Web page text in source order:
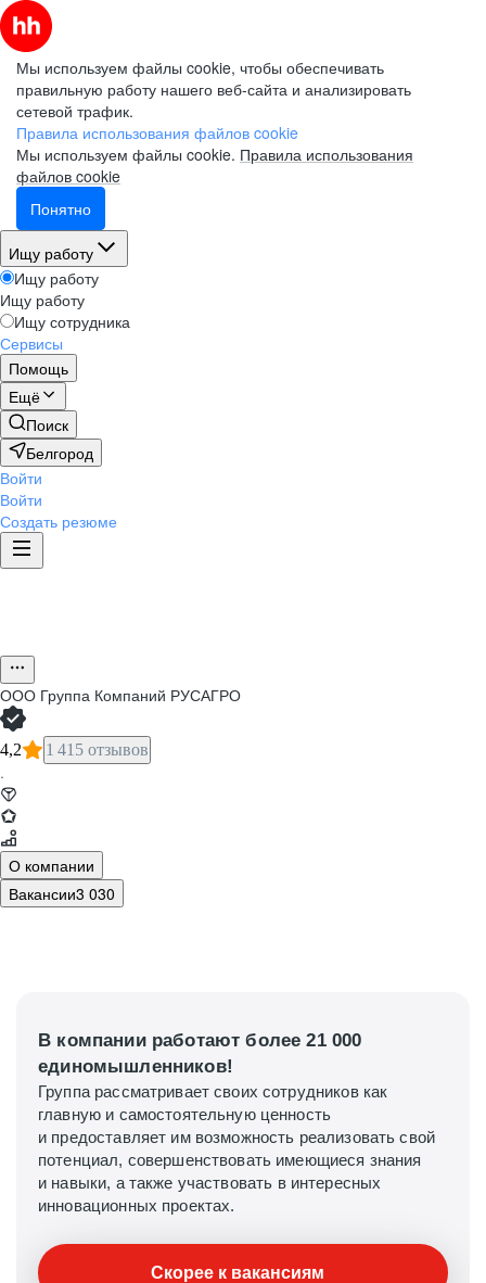
Мы используем файлы cookie, чтобы обеспечивать
правильную работу нашего веб-сайта и анализировать
сетевой трафик.
Правила использования файлов cookie
Мы используем файлы cookie. Правила использования
файлов cookie
Понятно
Ищу работу
Ищу работу
Ищу работу
Ищу сотрудника
Сервисы
Помощь
Ещё
Поиск
Белгород
Войти
Войти
Создать резюме
ООО Группа Компаний РУСАГРО
4,2 1 415 отзывов
·
О компании
Вакансии3 030
В компании работают более 21 000
единомышленников!
Группа рассматривает своих сотрудников как
главную и самостоятельную ценность
и предоставляет им возможность реализовать свой
потенциал, совершенствовать имеющиеся знания
и навыки, а также участвовать в интересных
инновационных проектах.
Скорее к вакансиям